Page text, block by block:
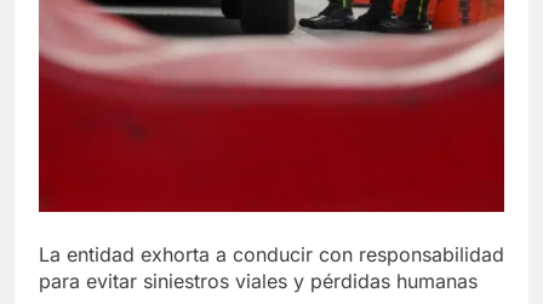
La entidad exhorta a conducir con responsabilidad
para evitar siniestros viales y pérdidas humanas